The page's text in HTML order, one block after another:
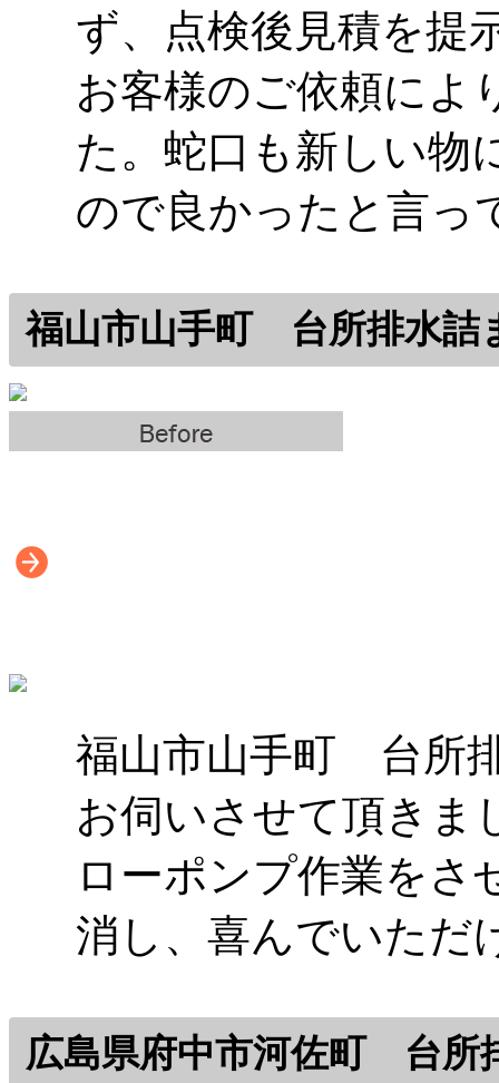
ず、点検後見積を提
お客様のご依頼によ
た。蛇口も新しい物
ので良かったと言っ
福山市山手町 台所排水詰
福山市山手町 台所
お伺いさせて頂きま
ローポンプ作業をさ
消し、喜んでいただ
広島県府中市河佐町 台